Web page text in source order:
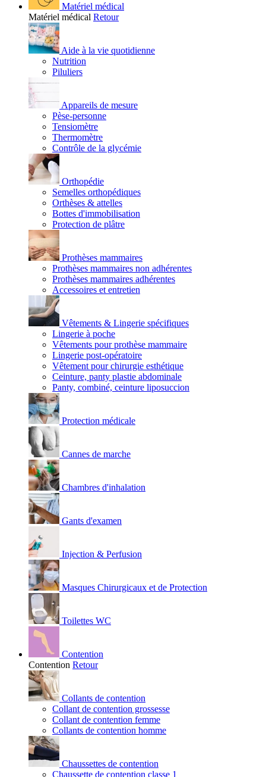
Matériel médical
Matériel médical Retour
Aide à la vie quotidienne
Nutrition
Piluliers
Appareils de mesure
Pèse-personne
Tensiomètre
Thermomètre
Contrôle de la glycémie
Orthopédie
Semelles orthopédiques
Orthèses & attelles
Bottes d'immobilisation
Protection de plâtre
Prothèses mammaires
Prothèses mammaires non adhérentes
Prothèses mammaires adhérentes
Accessoires et entretien
Vêtements & Lingerie spécifiques
Lingerie à poche
Vêtements pour prothèse mammaire
Lingerie post-opératoire
Vêtement pour chirurgie esthétique
Ceinture, panty plastie abdominale
Panty, combiné, ceinture liposuccion
Protection médicale
Cannes de marche
Chambres d'inhalation
Gants d'examen
Injection & Perfusion
Masques Chirurgicaux et de Protection
Toilettes WC
Contention
Contention Retour
Collants de contention
Collant de contention grossesse
Collant de contention femme
Collants de contention homme
Chaussettes de contention
Chaussette de contention classe 1